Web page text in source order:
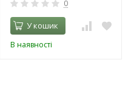
0
У кошик
В наявності